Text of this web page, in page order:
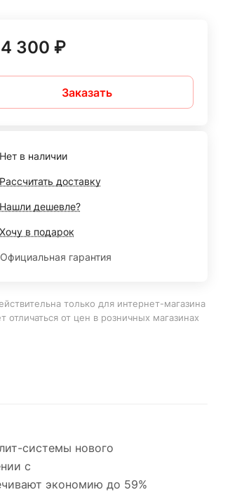
300 ₽
Заказать
Нет в наличии
Рассчитать доставку
Нашли дешевле?
Хочу в подарок
Официальная гарантия
только для интернет-магазина
отличаться от цен в розничных магазинах
системы нового
с
экономию до 59%